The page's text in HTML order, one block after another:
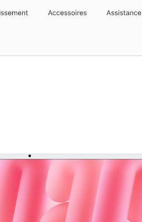
Accessoires Assistance